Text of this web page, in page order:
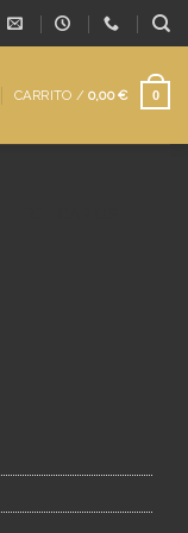
CARRITO /0,00€ 0